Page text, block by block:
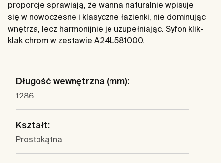
proporcje sprawiają, że wanna naturalnie wpisuje
się w nowoczesne i klasyczne łazienki, nie dominując
wnętrza, lecz harmonijnie je uzupełniając. Syfon klik-
klak chrom w zestawie A24L581000.
Długość wewnętrzna (mm):
1286
Kształt:
Prostokątna